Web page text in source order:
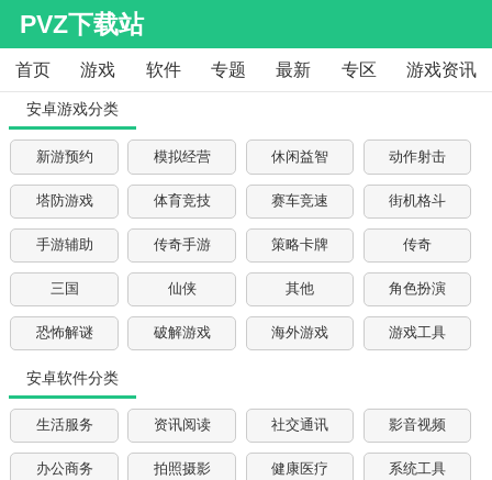
PVZ下载站
首页 游戏 软件 专题 最新 专区 游戏资讯
安卓游戏分类
新游预约 模拟经营 休闲益智 动作射击
塔防游戏 体育竞技 赛车竞速 街机格斗
手游辅助 传奇手游 策略卡牌 传奇
三国 仙侠 其他 角色扮演
恐怖解谜 破解游戏 海外游戏 游戏工具
安卓软件分类
生活服务 资讯阅读 社交通讯 影音视频
办公商务 拍照摄影 健康医疗 系统工具